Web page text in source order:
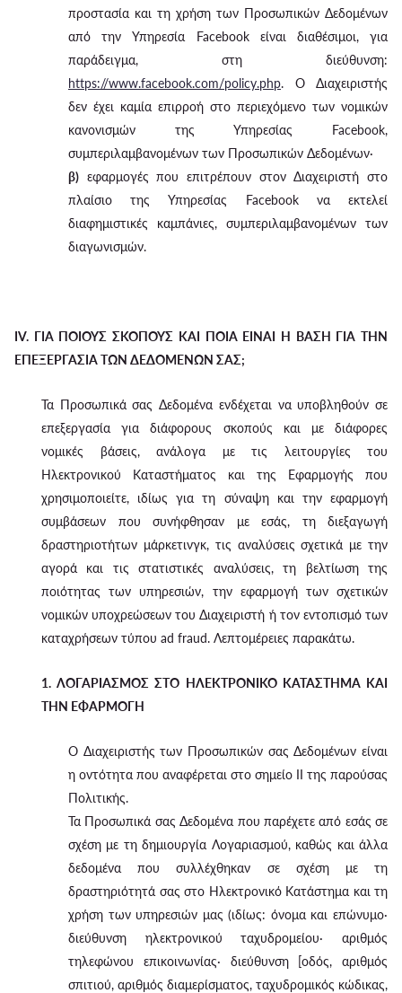
προστασία και τη χρήση των Προσωπικών Δεδομένων
από την Υπηρεσία Facebook είναι διαθέσιμοι, για
παράδειγμα, στη διεύθυνση:
https://www.facebook.com/policy.php. Ο Διαχειριστής
δεν έχει καμία επιρροή στο περιεχόμενο των νομικών
κανονισμών της Υπηρεσίας Facebook,
συμπεριλαμβανομένων των Προσωπικών Δεδομένων·
β) εφαρμογές που επιτρέπουν στον Διαχειριστή στο
πλαίσιο της Υπηρεσίας Facebook να εκτελεί
διαφημιστικές καμπάνιες, συμπεριλαμβανομένων των
διαγωνισμών.
IV. ΓΙΑ ΠΟΙΟΥΣ ΣΚΟΠΟΥΣ ΚΑΙ ΠΟΙΑ ΕΙΝΑΙ Η ΒΑΣΗ ΓΙΑ ΤΗΝ
ΕΠΕΞΕΡΓΑΣΙΑ ΤΩΝ ΔΕΔΟΜΕΝΩΝ ΣΑΣ;
Τα Προσωπικά σας Δεδομένα ενδέχεται να υποβληθούν σε
επεξεργασία για διάφορους σκοπούς και με διάφορες
νομικές βάσεις, ανάλογα με τις λειτουργίες του
Ηλεκτρονικού Καταστήματος και της Εφαρμογής που
χρησιμοποιείτε, ιδίως για τη σύναψη και την εφαρμογή
συμβάσεων που συνήφθησαν με εσάς, τη διεξαγωγή
δραστηριοτήτων μάρκετινγκ, τις αναλύσεις σχετικά με την
αγορά και τις στατιστικές αναλύσεις, τη βελτίωση της
ποιότητας των υπηρεσιών, την εφαρμογή των σχετικών
νομικών υποχρεώσεων του Διαχειριστή ή τον εντοπισμό των
καταχρήσεων τύπου ad fraud. Λεπτομέρειες παρακάτω.
1. ΛΟΓΑΡΙΑΣΜΟΣ ΣΤΟ ΗΛΕΚΤΡΟΝΙΚΟ ΚΑΤΑΣΤΗΜΑ ΚΑΙ
ΤΗΝ ΕΦΑΡΜΟΓΗ
Ο Διαχειριστής των Προσωπικών σας Δεδομένων είναι
η οντότητα που αναφέρεται στο σημείο II της παρούσας
Πολιτικής.
Τα Προσωπικά σας Δεδομένα που παρέχετε από εσάς σε
σχέση με τη δημιουργία Λογαριασμού, καθώς και άλλα
δεδομένα που συλλέχθηκαν σε σχέση με τη
δραστηριότητά σας στο Ηλεκτρονικό Κατάστημα και τη
χρήση των υπηρεσιών μας (ιδίως: όνομα και επώνυμο·
διεύθυνση ηλεκτρονικού ταχυδρομείου· αριθμός
τηλεφώνου επικοινωνίας· διεύθυνση [οδός, αριθμός
σπιτιού, αριθμός διαμερίσματος, ταχυδρομικός κώδικας,